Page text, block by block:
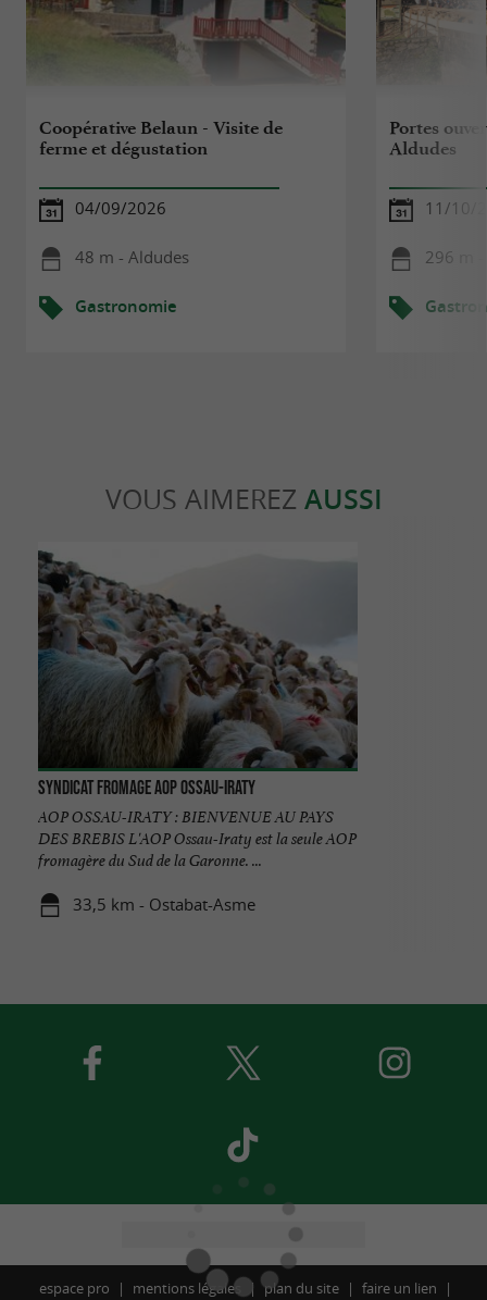
Coopérative Belaun - Visite de
ferme et dégustation
04/09/2026
48 m - Aldudes
Gastronomie
Portes
Aldudes
11/10/
296 m
VOUS AIMEREZ AUSSI
Syndicat Fromage AOP Ossau-Iraty
AOP OSSAU-IRATY : BIENVENUE AU PAYS
DES BREBIS L'AOP Ossau-Iraty est la seule AOP
fromagère du Sud de la Garonne. ...
33,5 km - Ostabat-Asme
espace pro mentions légales plan du site faire un lien